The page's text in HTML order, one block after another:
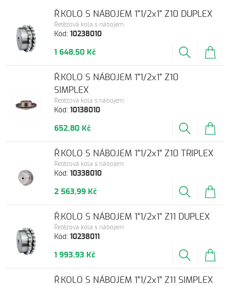
Kód:10238010
Řetězová kola s nábojem
Ř.KOLO S NÁBOJEM 1"1/2x1" Z10 DUPLEX
1 648,50 Kč
Kód:10138010
Řetězová kola s nábojem
Ř.KOLO S NÁBOJEM 1"1/2x1" Z10
SIMPLEX
652,80 Kč
Kód:10338010
Řetězová kola s nábojem
Ř.KOLO S NÁBOJEM 1"1/2x1" Z10 TRIPLEX
2 563,99 Kč
Kód:10238011
Řetězová kola s nábojem
Ř.KOLO S NÁBOJEM 1"1/2x1" Z11 DUPLEX
1 993,93 Kč
Ř.KOLO S NÁBOJEM 1"1/2x1" Z11 SIMPLEX